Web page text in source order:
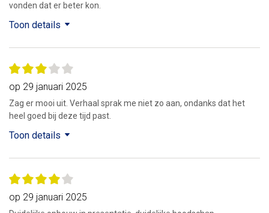
vonden dat er beter kon.
Toon details
op 29 januari 2025
Zag er mooi uit. Verhaal sprak me niet zo aan, ondanks dat het
heel goed bij deze tijd past.
Toon details
op 29 januari 2025